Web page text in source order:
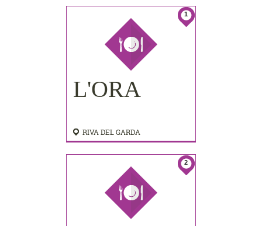
This page can't load Google Maps
Do you own this website?
1
L'ORA
RIVA DEL GARDA
2